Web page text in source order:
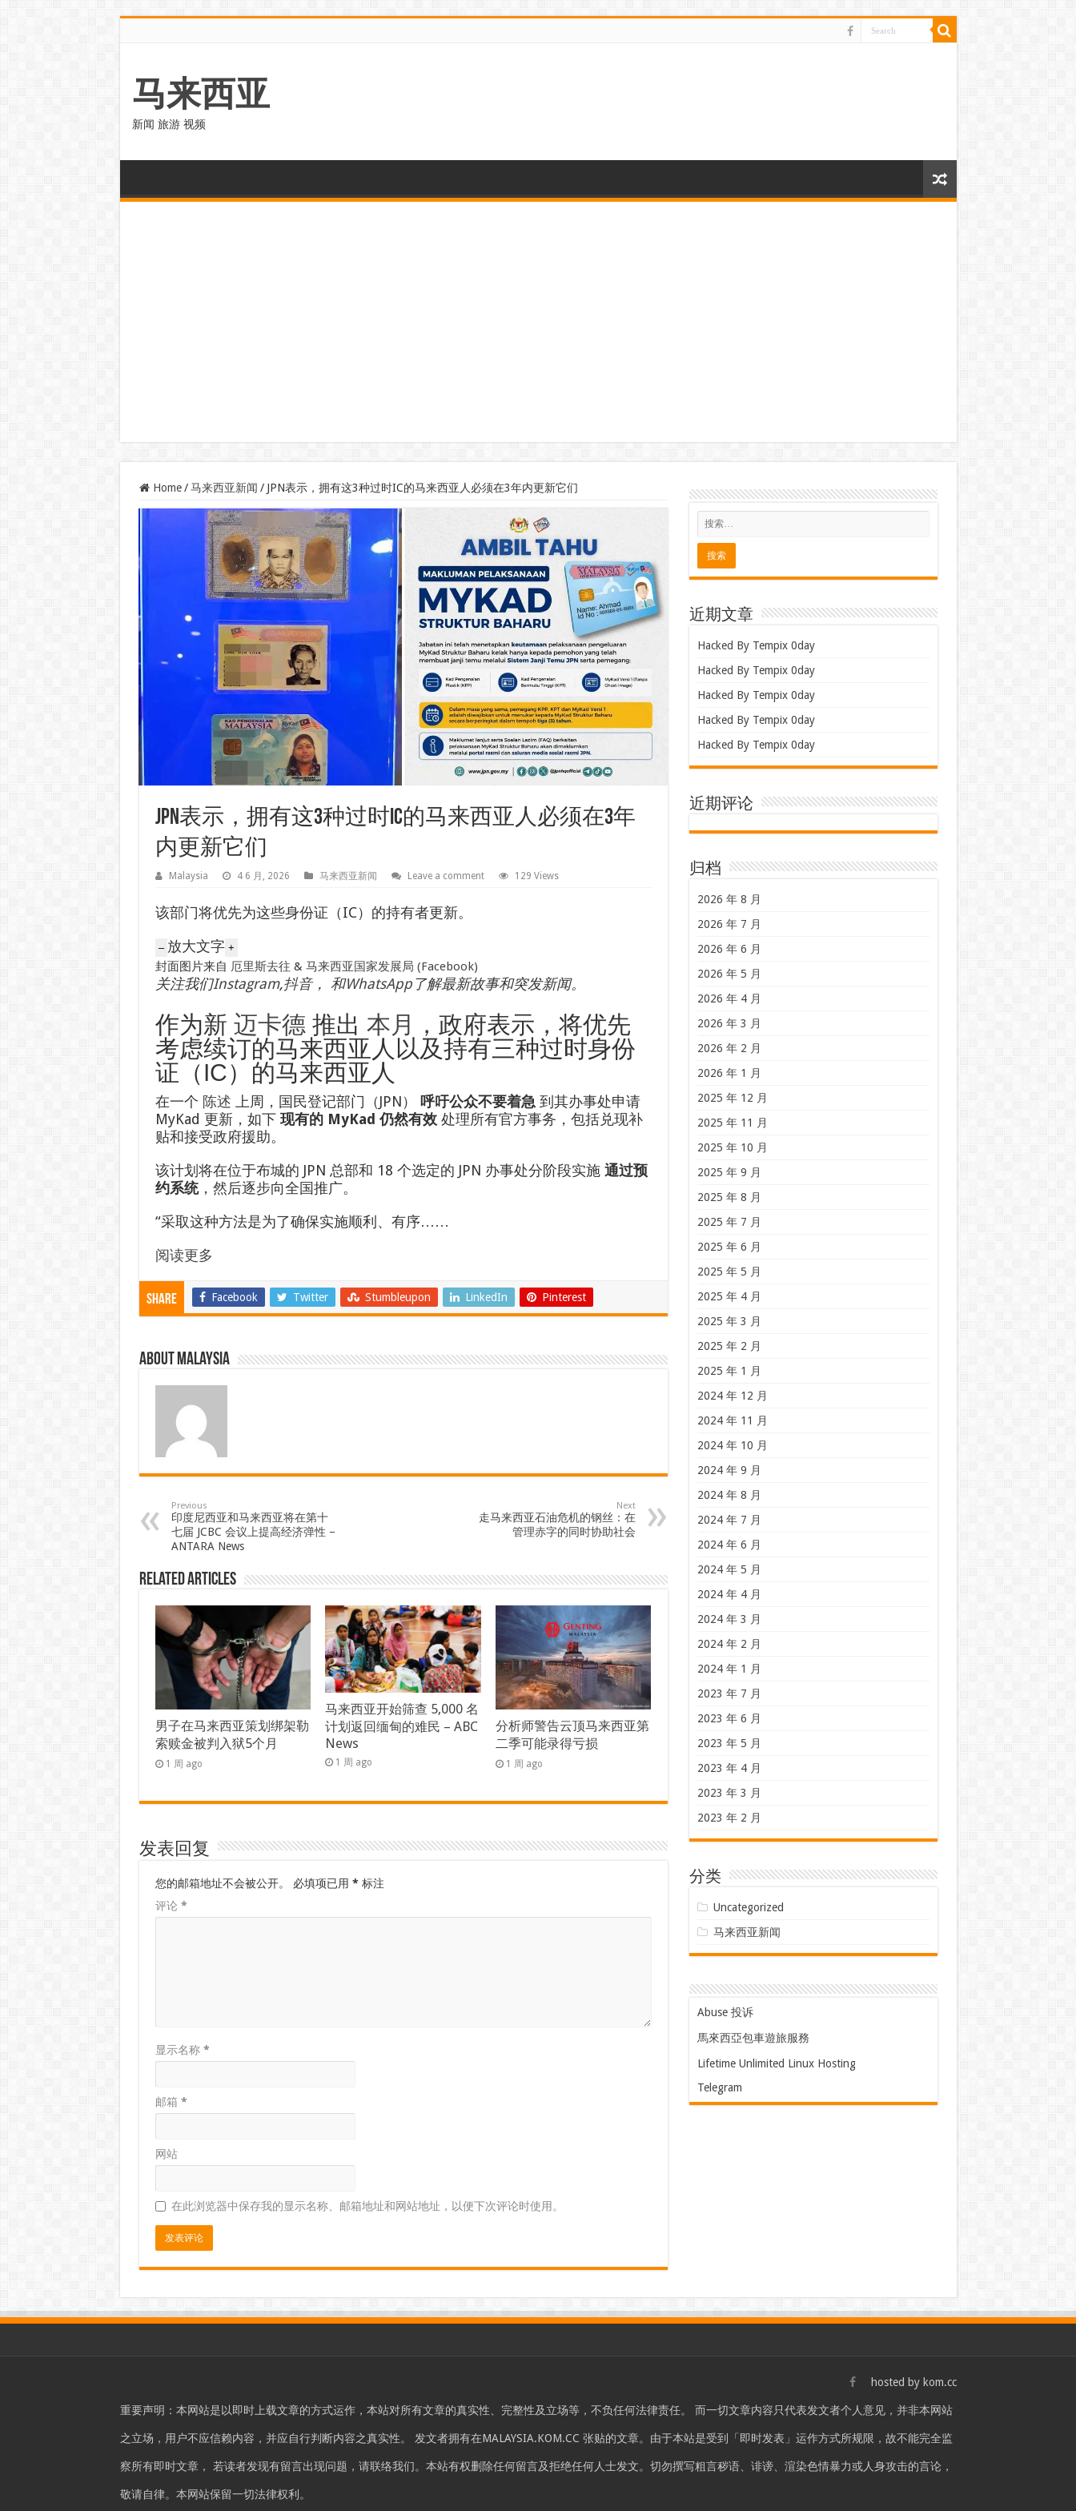
马来西亚
新闻 旅游 视频
Home / 马来西亚新闻 / JPN表示，拥有这3种过时IC的马来西亚人必须在3年内更新它们
JPN表示，拥有这3种过时IC的马来西亚人必须在3年
内更新它们
Malaysia 4 6 月, 2026 马来西亚新闻 Leave a comment 129 Views
该部门将优先为这些身份证（IC）的持有者更新。
– 放大文字 +
封面图片来自 厄里斯去往 & 马来西亚国家发展局 (Facebook)
关注我们Instagram,抖音， 和WhatsApp了解最新故事和突发新闻。
作为新 迈卡德推出 本月
，政府表示，将优先
考虑续订的马来西亚人以及持有三种过时身份
证（IC）的马来西亚人
在一个 陈述 上周，国民登记部门（JPN） 呼吁公众不要着急 到其办事处申请
MyKad 更新，如下 现有的 MyKad 仍然有效处理所有官方事务，包括兑现补
贴和接受政府援助。
该计划将在位于布城的 JPN 总部和 18 个选定的 JPN 办事处分阶段实施 通过预
约系统，然后逐步向全国推广。
“采取这种方法是为了确保实施顺利、有序……
阅读更多
Share Facebook Twitter Stumbleupon LinkedIn Pinterest
About Malaysia
Previous
印度尼西亚和马来西亚将在第十
七届 JCBC 会议上提高经济弹性 –
ANTARA News
Next
走马来西亚石油危机的钢丝：在
管理赤字的同时协助社会
Related Articles
男子在马来西亚策划绑架勒
索赎金被判入狱5个月
1 周 ago
马来西亚开始筛查 5,000 名
计划返回缅甸的难民 – ABC
News
1 周 ago
分析师警告云顶马来西亚第
二季可能录得亏损
1 周 ago
发表回复
您的邮箱地址不会被公开。 必填项已用 * 标注
评论 *
显示名称 *
邮箱 *
网站
在此浏览器中保存我的显示名称、邮箱地址和网站地址，以便下次评论时使用。
近期文章
Hacked By Tempix 0day
Hacked By Tempix 0day
Hacked By Tempix 0day
Hacked By Tempix 0day
Hacked By Tempix 0day
近期评论
归档
2026 年 8 月
2026 年 7 月
2026 年 6 月
2026 年 5 月
2026 年 4 月
2026 年 3 月
2026 年 2 月
2026 年 1 月
2025 年 12 月
2025 年 11 月
2025 年 10 月
2025 年 9 月
2025 年 8 月
2025 年 7 月
2025 年 6 月
2025 年 5 月
2025 年 4 月
2025 年 3 月
2025 年 2 月
2025 年 1 月
2024 年 12 月
2024 年 11 月
2024 年 10 月
2024 年 9 月
2024 年 8 月
2024 年 7 月
2024 年 6 月
2024 年 5 月
2024 年 4 月
2024 年 3 月
2024 年 2 月
2024 年 1 月
2023 年 7 月
2023 年 6 月
2023 年 5 月
2023 年 4 月
2023 年 3 月
2023 年 2 月
分类
Uncategorized
马来西亚新闻
Abuse 投诉
馬來西亞包車遊旅服務
Lifetime Unlimited Linux Hosting
Telegram
hosted by kom.cc
重要声明：本网站是以即时上载文章的方式运作，本站对所有文章的真实性、完整性及立场等，不负任何法律责任。 而一切文章内容只代表发文者个人意见，并非本网站
之立场，用户不应信赖内容，并应自行判断内容之真实性。 发文者拥有在MALAYSIA.KOM.CC 张贴的文章。由于本站是受到「即时发表」运作方式所规限，故不能完全监
察所有即时文章， 若读者发现有留言出现问题，请联络我们。本站有权删除任何留言及拒绝任何人士发文。切勿撰写粗言秽语、诽谤、渲染色情暴力或人身攻击的言论，
敬请自律。本网站保留一切法律权利。